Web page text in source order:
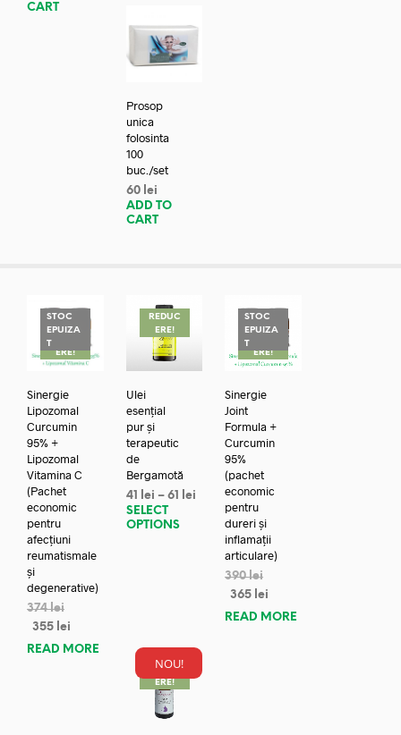
CART
Prosop
unica
folosinta
100
buc./set
60 lei
ADD TO
CART
STOC
EPUIZA
TREDUC
ERE!
Sinergie
Lipozomal
Curcumin
95% +
Lipozomal
Vitamina C
(Pachet
economic
pentru
afecțiuni
reumatismale
și
degenerative)
374lei
355 lei
READ MORE
REDUC
ERE!
Ulei
esențial
pur și
terapeutic
de
Bergamotă
41 lei – 61
lei
SELECT
OPTIONS
STOC
EPUIZA
TREDUC
ERE!
Sinergie
Joint
Formula +
Curcumin
95%
(pachet
economic
pentru
dureri și
inflamații
articulare)
390lei
365 lei
READ MORE
NOU!
REDUC
ERE!